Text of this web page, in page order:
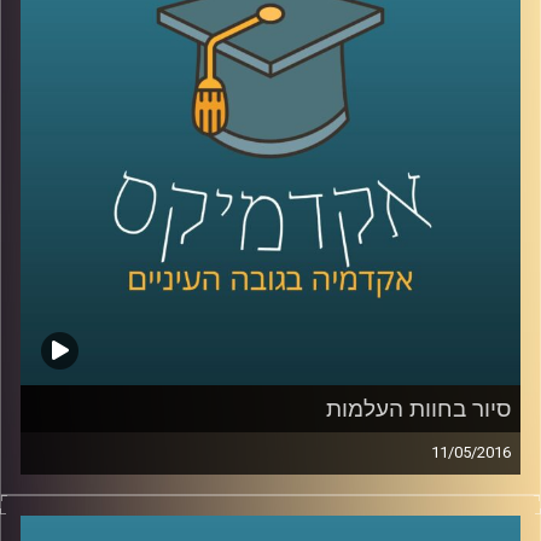
כלכליים וביטחוניים שמשרתים את שני הצדדים,
מייצרים פלטפורמה לנרמול יחסים היסטורי
תדמית השחקן החזק, הבלתי צפוי ויש שיגידו
הבלתי פרופורציונלי, שישראל יצרה לעצמה
לאורך השנים, שירתה אותנו היטב, והבהירה
לכלל מדינות האזור שמדינת ישראל היא אינה
אפיזודה חולפת. עלינו לשמר את אותו "קיר
מדינות המפרץ ולא לנהוג בחיפזון, שכן הן עדיין
מוגדרות כמדינות אויב. ז'בוטינסקי כתב ש"כל
עוד יש לערבים אפילו זיק של תקווה להיפטר
מאתנו ,הם לא ימכרו את תקוותם". ובכן,
בתקופה בה נדמה שיש לנו יותר פוטנציאל
העצמי לעומת האחר? מה קורה לנו כשאנחנו
מבצעים יחד את אותה הפעולה? דוקטור יוליה
גולנד, חוקרת מוח, מסבירה על מיזוג ופירוד
ועולם עתיר תקשורת
קרדיט תמונות: AudioVersity
סיור בחוות העלמות
11/05/2016
דוקטור עמנואלה ברש-רובינשטיין, חוקרת סמלי